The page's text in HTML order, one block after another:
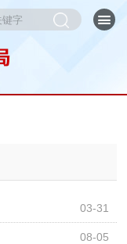
03-31
08-05